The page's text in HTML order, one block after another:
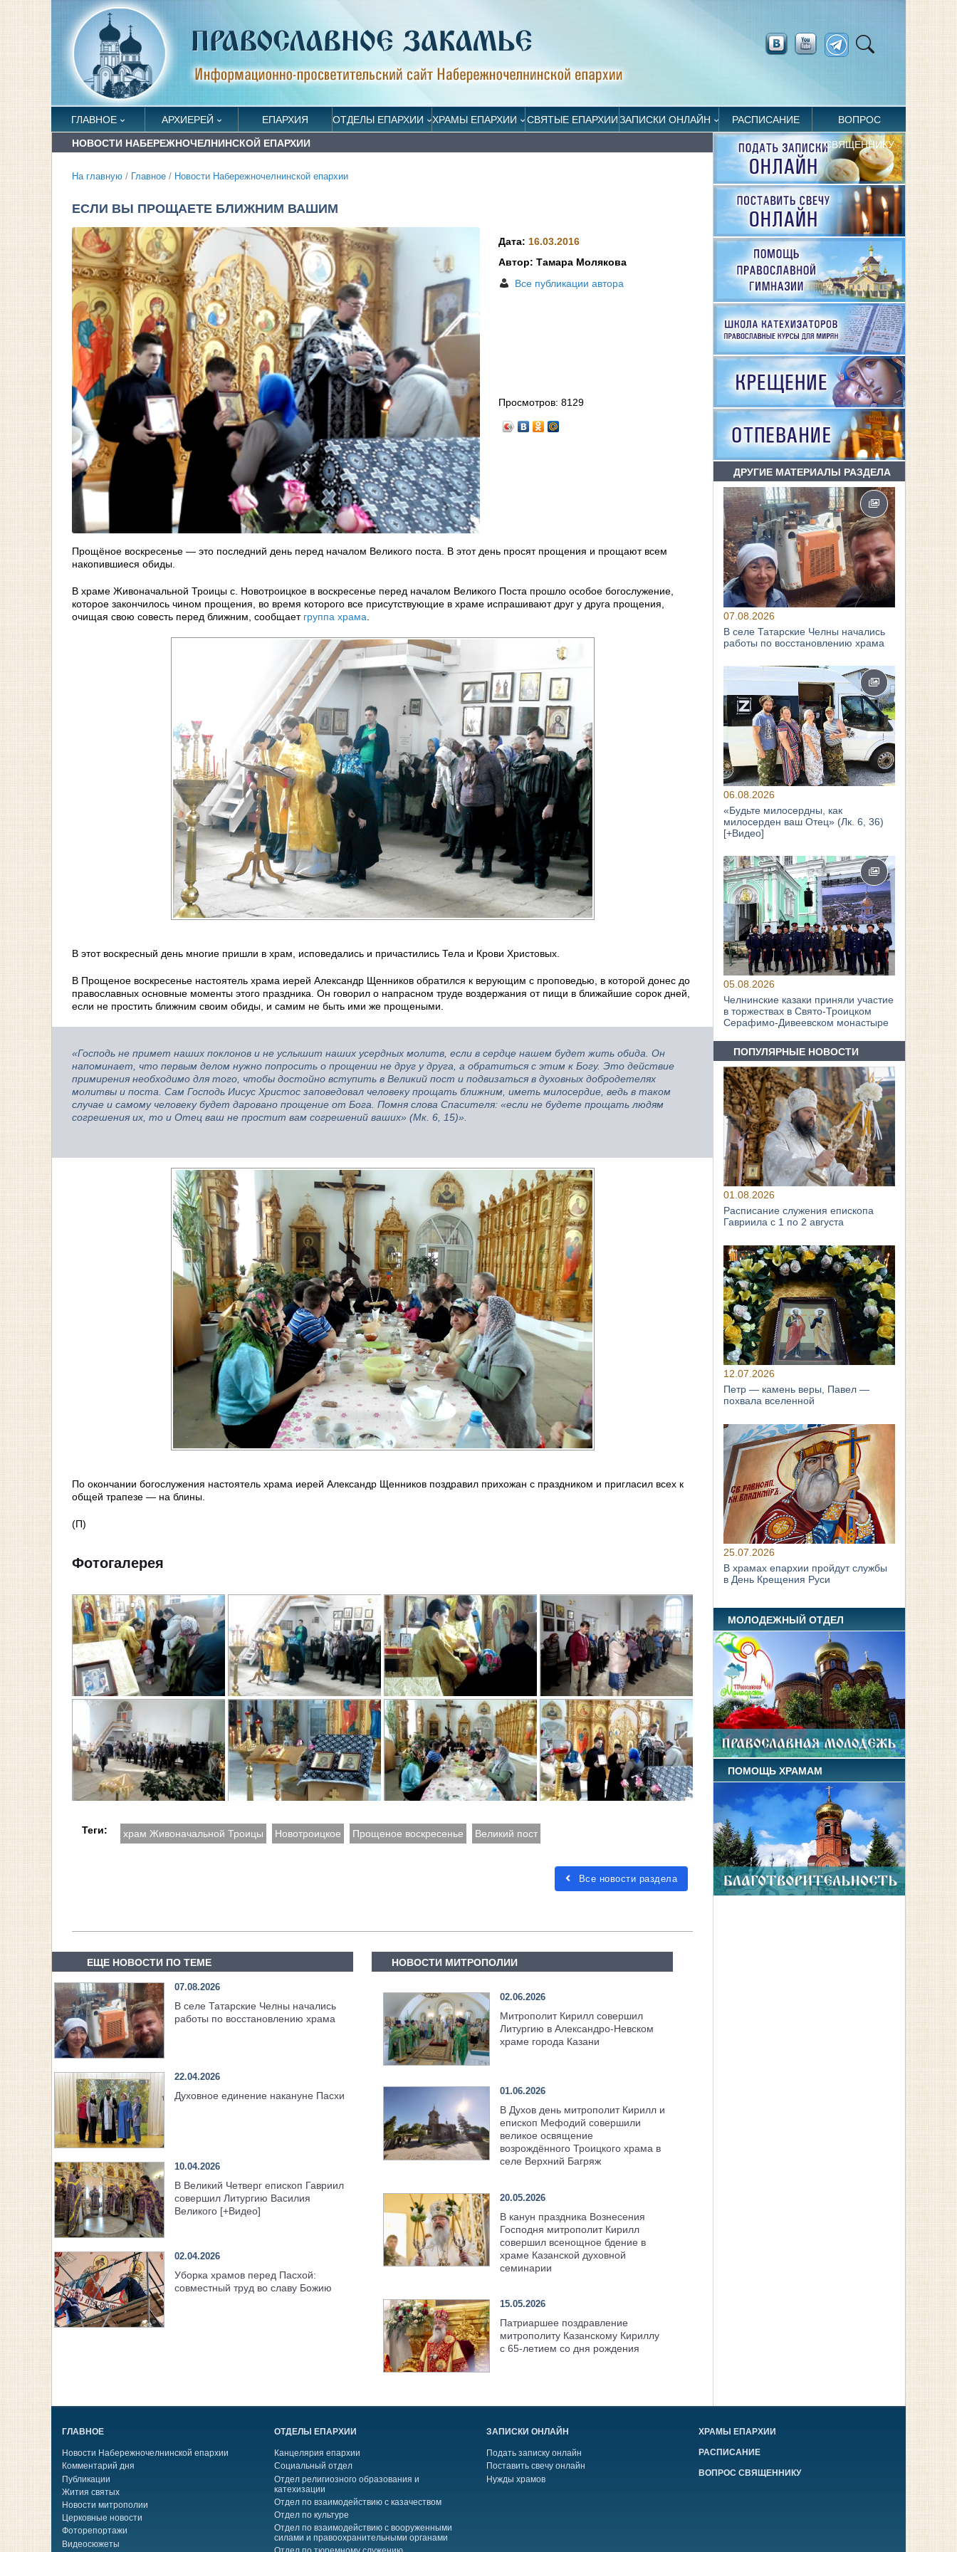
ГЛАВНОЕ АРХИЕРЕЙ ЕПАРХИЯ ОТДЕЛЫ ЕПАРХИИ ХРАМЫ ЕПАРХИИ СВЯТЫЕ ЕПАРХИИЗАПИСКИ ОНЛАЙН РАСПИСАНИЕ ВОПРОС
СВЯЩЕННИКУ
НОВОСТИ НАБЕРЕЖНОЧЕЛНИНСКОЙ ЕПАРХИИ
На главную / Главное / Новости Набережночелнинской епархии
ЕСЛИ ВЫ ПРОЩАЕТЕ БЛИЖНИМ ВАШИМ
Дата: 16.03.2016
Автор: Тамара Молякова
Все публикации автора
Просмотров:8129
Прощёное воскресенье — это последний день перед началом Великого поста. В этот день просят прощения и прощают всем
накопившиеся обиды.
В храме Живоначальной Троицы с. Новотроицкое в воскресенье перед началом Великого Поста прошло особое богослужение,
которое закончилось чином прощения, во время которого все присутствующие в храме испрашивают друг у друга прощения,
очищая свою совесть перед ближним, сообщает группа храма.
В этот воскресный день многие пришли в храм, исповедались и причастились Тела и Крови Христовых.
В Прощеное воскресенье настоятель храма иерей Александр Щенников обратился к верующим с проповедью, в которой донес до
православных основные моменты этого праздника. Он говорил о напрасном труде воздержания от пищи в ближайшие сорок дней,
если не простить ближним своим обиды, и самим не быть ими же прощеными.
«Господь не примет наших поклонов и не услышит наших усердных молитв, если в сердце нашем будет жить обида. Он
напоминает, что первым делом нужно попросить о прощении не друг у друга, а обратиться с этим к Богу. Это действие
примирения необходимо для того, чтобы достойно вступить в Великий пост и подвизаться в духовных добродетелях
молитвы и поста. Сам Господь Иисус Христос заповедовал человеку прощать ближним, иметь милосердие, ведь в таком
случае и самому человеку будет даровано прощение от Бога. Помня слова Спасителя: «если не будете прощать людям
согрешения их, то и Отец ваш не простит вам согрешений ваших» (Мк. 6, 15)».
По окончании богослужения настоятель храма иерей Александр Щенников поздравил прихожан с праздником и пригласил всех к
общей трапезе — на блины.
(П)
Фотогалерея
Теги: храм Живоначальной Троицы Новотроицкое Прощеное воскресенье Великий пост
Все новости раздела
ЕЩЕ НОВОСТИ ПО ТЕМЕ
07.08.2026
В селе Татарские Челны начались
работы по восстановлению храма
22.04.2026
Духовное единение накануне Пасхи
10.04.2026
В Великий Четверг епископ Гавриил
совершил Литургию Василия
Великого [+Видео]
02.04.2026
Уборка храмов перед Пасхой:
совместный труд во славу Божию
НОВОСТИ МИТРОПОЛИИ
02.06.2026
Митрополит Кирилл совершил
Литургию в Александро-Невском
храме города Казани
01.06.2026
В Духов день митрополит Кирилл и
епископ Мефодий совершили
великое освящение
возрождённого Троицкого храма в
селе Верхний Багряж
20.05.2026
В канун праздника Вознесения
Господня митрополит Кирилл
совершил всенощное бдение в
храме Казанской духовной
семинарии
15.05.2026
Патриаршее поздравление
митрополиту Казанскому Кириллу
с 65-летием со дня рождения
ДРУГИЕ МАТЕРИАЛЫ РАЗДЕЛА
07.08.2026
В селе Татарские Челны начались
работы по восстановлению храма
06.08.2026
«Будьте милосердны, как
милосерден ваш Отец» (Лк. 6, 36)
[+Видео]
05.08.2026
Челнинские казаки приняли участие
в торжествах в Свято‑Троицком
Серафимо‑Дивеевском монастыре
ПОПУЛЯРНЫЕ НОВОСТИ
01.08.2026
Расписание служения епископа
Гавриила с 1 по 2 августа
12.07.2026
Петр — камень веры, Павел —
похвала вселенной
25.07.2026
В храмах епархии пройдут службы
в День Крещения Руси
МОЛОДЕЖНЫЙ ОТДЕЛ
ПОМОЩЬ ХРАМАМ
ГЛАВНОЕ
Новости Набережночелнинской епархии
Комментарий дня
Публикации
Жития святых
Новости митрополии
Церковные новости
Фоторепортажи
Видеосюжеты
ОТДЕЛЫ ЕПАРХИИ
Канцелярия епархии
Социальный отдел
Отдел религиозного образования и
катехизации
Отдел по взаимодействию с казачеством
Отдел по культуре
Отдел по взаимодействию с вооруженными
силами и правоохранительными органами
ЗАПИСКИ ОНЛАЙН
Подать записку онлайн
Поставить свечу онлайн
Нужды храмов
ХРАМЫ ЕПАРХИИ
РАСПИСАНИЕ
ВОПРОС СВЯЩЕННИКУ